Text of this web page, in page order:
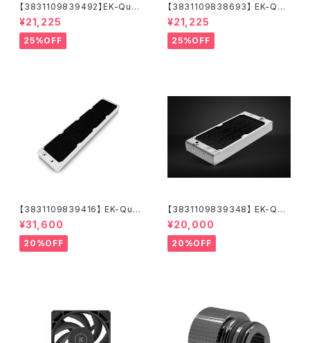
【3831109839492】EK-Quan
tum Surface X240M - Whit
e
¥21,225
25%OFF
【3831109838693】 EK-Qua
ntum Surface X240M - Bla
ck
¥21,225
25%OFF
【3831109839416】 EK-Qua
ntum Surface P560M - Whi
te
¥31,600
20%OFF
【3831109839348】 EK-Qua
ntum Surface P280M X-Flo
w - White
¥20,000
20%OFF